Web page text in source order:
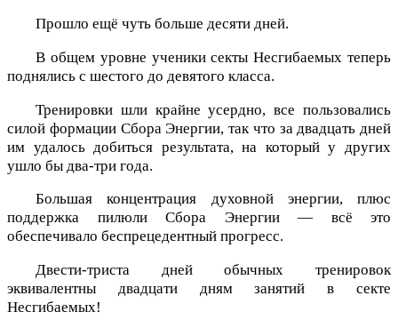
Прошло ещё чуть больше десяти дней.
В общем уровне ученики секты Несгибаемых теперь
поднялись с шестого до девятого класса.
Тренировки шли крайне усердно, все пользовались
силой формации Сбора Энергии, так что за двадцать дней
им удалось добиться результата, на который у других
ушло бы два-три года.
Большая концентрация духовной энергии, плюс
поддержка пилюли Сбора Энергии — всё это
обеспечивало беспрецедентный прогресс.
Двести-триста дней обычных тренировок
эквивалентны двадцати дням занятий в секте
Несгибаемых!